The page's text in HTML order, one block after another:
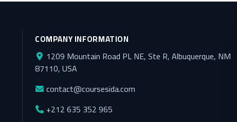
COMPANY INFORMATION
1209 Mountain Road PL NE, Ste R, Albuquerque, NM
87110, USA
contact@coursesida.com
+212 635 352 965